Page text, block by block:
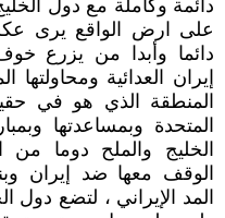
دائمة وكاملة مع دول
على ارض الواقع يرى
دائما وأبدا من يزرع
إيران العدائية
المنطقة الذي هو في
المتحدة وبمساعدتها
الخليج والملح دوما
الوقف معها ضد إيران
المد الإيراني ، لتضع دول